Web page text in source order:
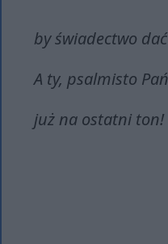
by świadectwo
A ty, psalmisto
już na ostatni ton!